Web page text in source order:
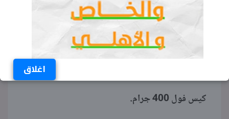
اغلاق
كيس مكرونة 300 جرام
كيس فول 400 جرام.